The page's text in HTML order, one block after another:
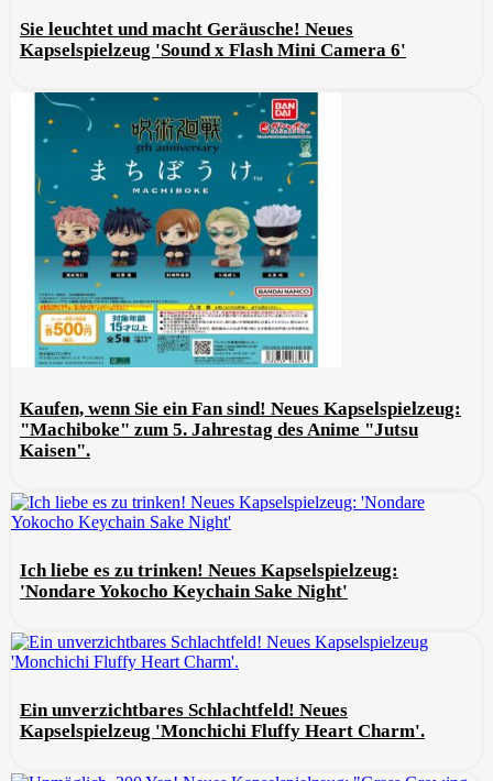
Sie leuchtet und macht Geräusche! Neues
Kapselspielzeug 'Sound x Flash Mini Camera 6'
Kaufen, wenn Sie ein Fan sind! Neues Kapselspielzeug:
"Machiboke" zum 5. Jahrestag des Anime "Jutsu
Kaisen".
Ich liebe es zu trinken! Neues Kapselspielzeug:
'Nondare Yokocho Keychain Sake Night'
Ein unverzichtbares Schlachtfeld! Neues
Kapselspielzeug 'Monchichi Fluffy Heart Charm'.